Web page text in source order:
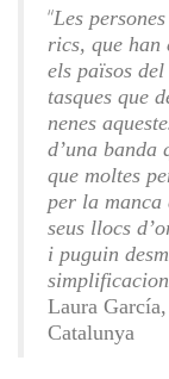
“Les
rics, que han
els països
tasques que
nenes
d’una banda
que moltes
per la
seus llocs
i puguin
Laura
Catalunya